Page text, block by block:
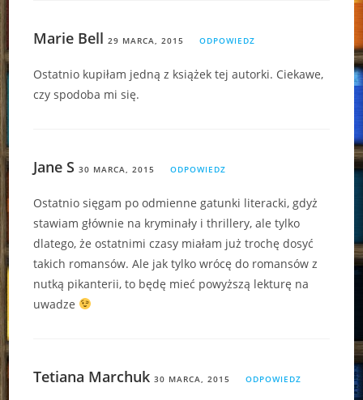
Marie Bell 29 MARCA, 2015 ODPOWIEDZ
Ostatnio kupiłam jedną z książek tej autorki. Ciekawe,
czy spodoba mi się.
Jane S 30 MARCA, 2015 ODPOWIEDZ
Ostatnio sięgam po odmienne gatunki literacki, gdyż
stawiam głównie na kryminały i thrillery, ale tylko
dlatego, że ostatnimi czasy miałam już trochę dosyć
takich romansów. Ale jak tylko wrócę do romansów z
nutką pikanterii, to będę mieć powyższą lekturę na
uwadze
Tetiana Marchuk 30 MARCA, 2015 ODPOWIEDZ